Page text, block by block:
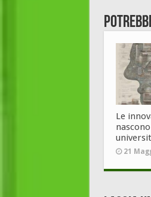
Le
21